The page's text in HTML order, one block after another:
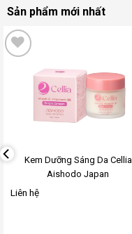
Sản phẩm mới nhất
Kem Dưỡng Sáng Da Cellia
Aishodo Japan
Liên hệ